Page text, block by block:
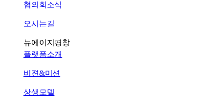
협의회소식
오시는길
뉴에이지평창
플랫폼소개
비젼&미션
상생모델